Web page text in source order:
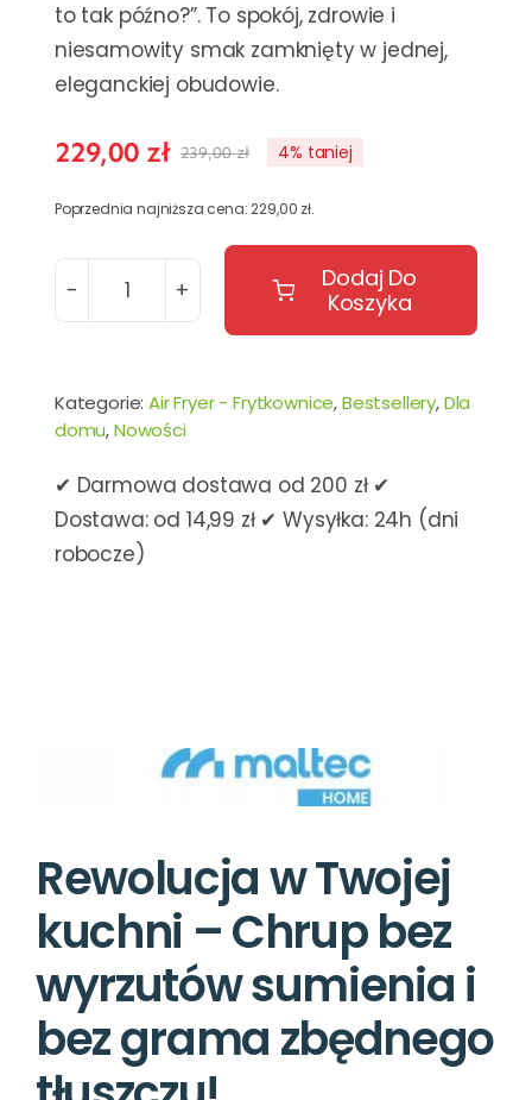
to tak późno?”. To spokój, zdrowie i
niesamowity smak zamknięty w jednej,
eleganckiej obudowie.
239,00złPierwotna
cena
239,00 zł.
229,00 zł
Aktualna
cena
229,00 zł.
4% taniej
Poprzednia najniższa cena:229,00 zł.
ilość
FRYTKOWNICA
BEZTŁUSZCZOWA
DUŻA
8L
2000W
Dodaj Do
Koszyka
Kategorie:Air Fryer - Frytkownice,Bestsellery,Dla
domu,Nowości
✔ Darmowa dostawa od 200 zł ✔
Dostawa: od 14,99 zł ✔ Wysyłka: 24h (dni
robocze)
Rewolucja w Twojej
kuchni – Chrup bez
wyrzutów sumienia i
bez grama zbędnego